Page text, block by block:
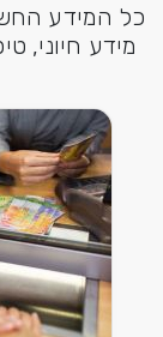
כל המידע
מידע חיוני,